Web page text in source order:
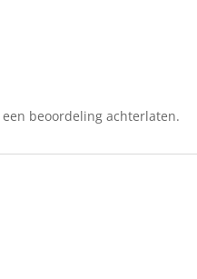
beoordeling achterlaten.